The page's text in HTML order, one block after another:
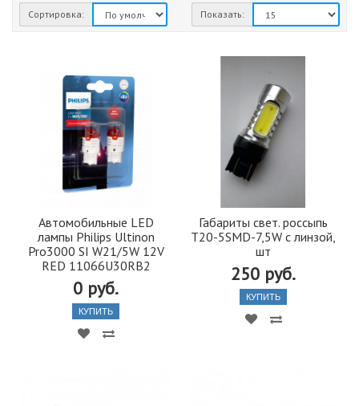
Сортировка: Показать:
Автомобильные LED
лампы Philips Ultinon
Pro3000 SI W21/5W 12V
RED 11066U30RB2
0 руб.
КУПИТЬ
Габариты свет. россыпь
Т20-5SMD-7,5W с линзой,
шт
250 руб.
КУПИТЬ